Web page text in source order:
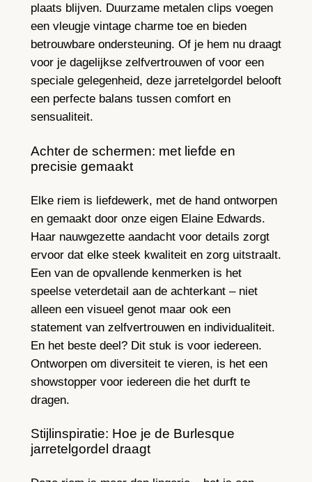
plaats blijven. Duurzame metalen clips voegen
een vleugje vintage charme toe en bieden
betrouwbare ondersteuning. Of je hem nu draagt
voor je dagelijkse zelfvertrouwen of voor een
speciale gelegenheid, deze jarretelgordel belooft
een perfecte balans tussen comfort en
sensualiteit.
Achter de schermen: met liefde en
precisie gemaakt
Elke riem is liefdewerk, met de hand ontworpen
en gemaakt door onze eigen Elaine Edwards.
Haar nauwgezette aandacht voor details zorgt
ervoor dat elke steek kwaliteit en zorg uitstraalt.
Een van de opvallende kenmerken is het
speelse veterdetail aan de achterkant – niet
alleen een visueel genot maar ook een
statement van zelfvertrouwen en individualiteit.
En het beste deel? Dit stuk is voor iedereen.
Ontworpen om diversiteit te vieren, is het een
showstopper voor iedereen die het durft te
dragen.
Stijlinspiratie: Hoe je de Burlesque
jarretelgordel draagt